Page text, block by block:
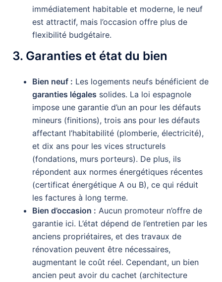
immédiatement habitable et moderne, le neuf
est attractif, mais l’occasion offre plus de
flexibilité budgétaire.
3. Garanties et état du bien
Bien neuf : Les logements neufs bénéficient de
garanties légales solides. La loi espagnole
impose une garantie d’un an pour les défauts
mineurs (finitions), trois ans pour les défauts
affectant l’habitabilité (plomberie, électricité),
et dix ans pour les vices structurels
(fondations, murs porteurs). De plus, ils
répondent aux normes énergétiques récentes
(certificat énergétique A ou B), ce qui réduit
les factures à long terme.
Bien d’occasion : Aucun promoteur n’offre de
garantie ici. L’état dépend de l’entretien par les
anciens propriétaires, et des travaux de
rénovation peuvent être nécessaires,
augmentant le coût réel. Cependant, un bien
ancien peut avoir du cachet (architecture